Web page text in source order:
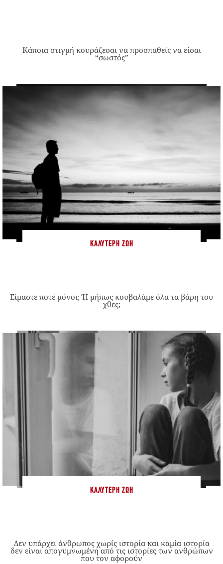
Κάποια στιγμή κουράζεσαι να προσπαθείς να είσαι
“σωστός”
ΚΑΛΎΤΕΡΗ ΖΩΉ
Είμαστε ποτέ μόνοι; Ή μήπως κουβαλάμε όλα τα βάρη του
χθες;
ΚΑΛΎΤΕΡΗ ΖΩΉ
Δεν υπάρχει άνθρωπος χωρίς ιστορία και καμία ιστορία
δεν είναι απογυμνωμένη από τις ιστορίες των ανθρώπων
που τον αφορούν